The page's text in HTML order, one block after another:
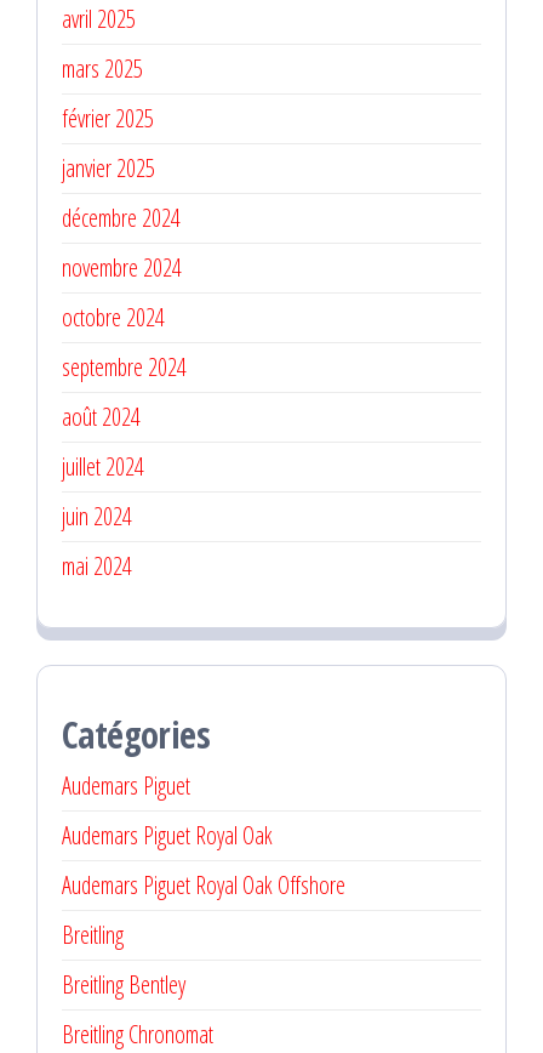
avril 2025
mars 2025
février 2025
janvier 2025
décembre 2024
novembre 2024
octobre 2024
septembre 2024
août 2024
juillet 2024
juin 2024
mai 2024
Catégories
Audemars Piguet
Audemars Piguet Royal Oak
Audemars Piguet Royal Oak Offshore
Breitling
Breitling Bentley
Breitling Chronomat